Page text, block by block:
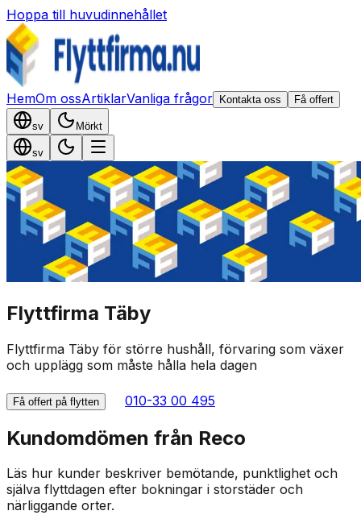
Hoppa till huvudinnehållet
HemOm ossArtiklarVanliga frågor Kontakta oss Få offert
sv Mörkt
sv
Flyttfirma Täby
Flyttfirma Täby för större hushåll, förvaring som växer
och upplägg som måste hålla hela dagen
Få offert på flytten 010-33 00 495
Kundomdömen från Reco
Läs hur kunder beskriver bemötande, punktlighet och
själva flyttdagen efter bokningar i storstäder och
närliggande orter.